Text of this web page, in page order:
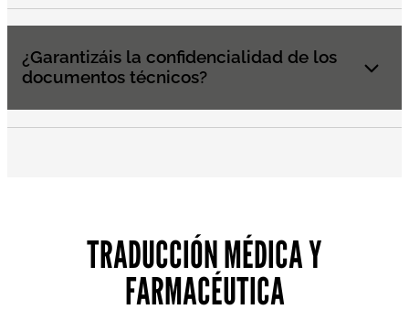
¿Garantizáis la confidencialidad de los
documentos técnicos?
TRADUCCIÓN MÉDICA Y
FARMACÉUTICA